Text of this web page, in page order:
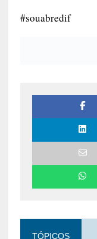
#souabredif
TÓPICOS